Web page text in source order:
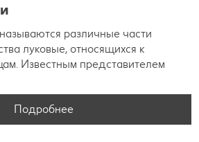
различные части
луковые, относящихся к
Известным представителем
Подробнее